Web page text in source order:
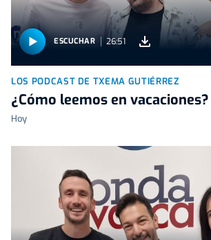
ESCUCHAR 26:51
LOS PODCAST DE TXEMA GUTIÉRREZ
¿Cómo leemos en vacaciones?
Hoy